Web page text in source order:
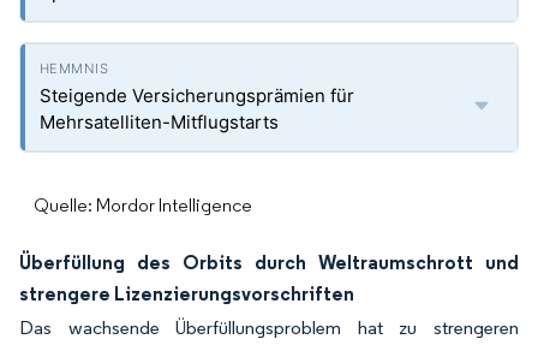
Steigende Versicherungsprämien für
Mehrsatelliten-Mitflugstarts
Quelle: Mordor Intelligence
Überfüllung des Orbits durch Weltraumschrott und
strengere Lizenzierungsvorschriften
Das wachsende Überfüllungsproblem hat zu strengeren